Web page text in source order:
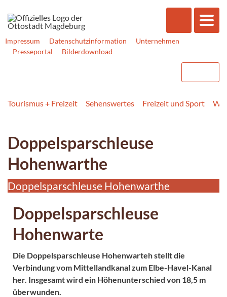
Impressum Datenschutzinformation
Unternehmen
Presseportal
Bilderdownload
Tourismus + Freizeit Sehenswertes Freizeit und Sport
Doppelsparschleuse
Hohenwarthe
Doppelsparschleuse Hohenwarthe
Doppelsparschleuse
Hohenwarte
Die Doppelsparschleuse Hohenwarteh stellt die
Verbindung vom Mittellandkanal zum Elbe-Havel-Kanal
her. Insgesamt wird ein Höhenunterschied von 18,5 m
überwunden.